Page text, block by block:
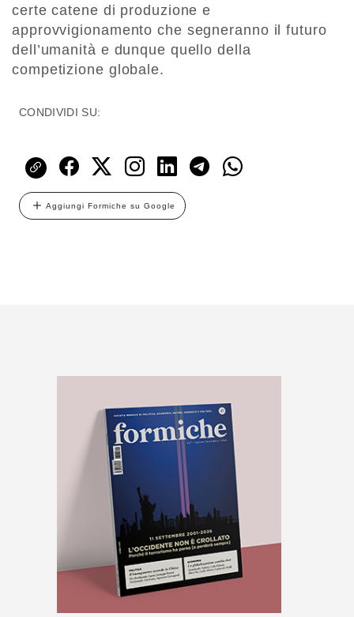
certe catene di produzione e
approvvigionamento che segneranno il futuro
dell’umanità e dunque quello della
competizione globale.
CONDIVIDI SU:
Aggiungi Formiche su Google